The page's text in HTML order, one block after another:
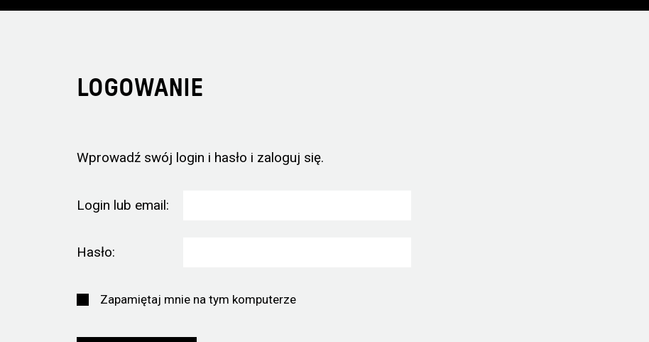
LOGOWANIE
Wprowadź swój login i hasło i zaloguj się.
Login lub email:
Hasło:
Zapamiętaj mnie na tym komputerze